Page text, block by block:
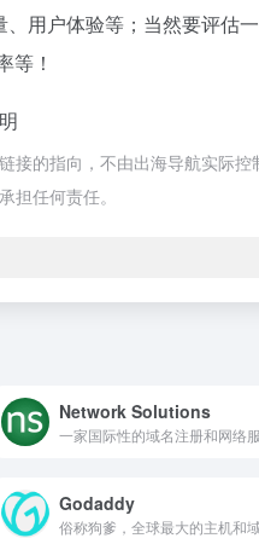
用户体验等；当然要评估
等！
的指向，不由出海导航实际
任何责任。
Network Solutions
一家国际性的域名注册和网络
Godaddy